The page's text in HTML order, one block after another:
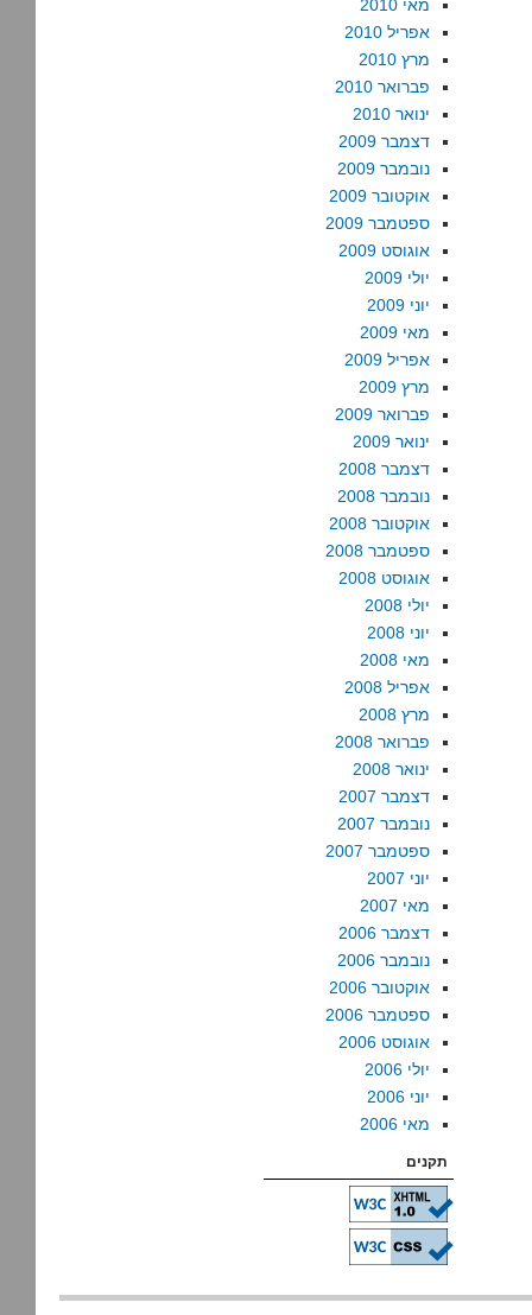
מאי 2010
אפריל 2010
מרץ 2010
פברואר 2010
ינואר 2010
דצמבר 2009
נובמבר 2009
אוקטובר 2009
ספטמבר 2009
אוגוסט 2009
יולי 2009
יוני 2009
מאי 2009
אפריל 2009
מרץ 2009
פברואר 2009
ינואר 2009
דצמבר 2008
נובמבר 2008
אוקטובר 2008
ספטמבר 2008
אוגוסט 2008
יולי 2008
יוני 2008
מאי 2008
אפריל 2008
מרץ 2008
פברואר 2008
ינואר 2008
דצמבר 2007
נובמבר 2007
ספטמבר 2007
יוני 2007
מאי 2007
דצמבר 2006
נובמבר 2006
אוקטובר 2006
ספטמבר 2006
אוגוסט 2006
יולי 2006
יוני 2006
מאי 2006
תקנים